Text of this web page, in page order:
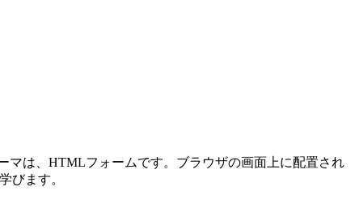
マは、HTMLフォームです。ブラウザの画面上に配置され
びます。